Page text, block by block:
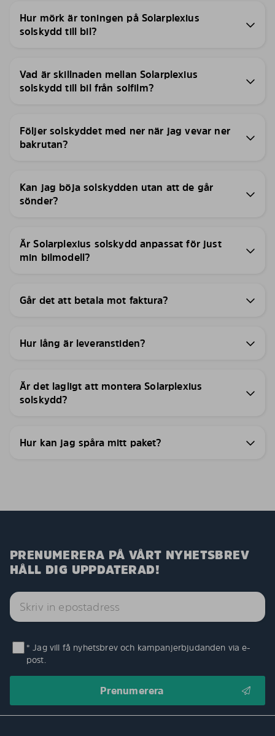
Hur mörk är toningen på Solarplexius
solskydd till bil?
Vad är skillnaden mellan Solarplexius
solskydd till bil från solfilm?
Följer solskyddet med ner när jag vevar ner
bakrutan?
Kan jag böja solskydden utan att de går
sönder?
Är Solarplexius solskydd anpassat för just
min bilmodell?
Går det att betala mot faktura?
Hur lång är leveranstiden?
Är det lagligt att montera Solarplexius
solskydd?
Hur kan jag spåra mitt paket?
PRENUMERERA PÅ VÅRT NYHETSBREV
HÅLL DIG UPPDATERAD!
* Jag vill få nyhetsbrev och kampanjerbjudanden via e-
post.